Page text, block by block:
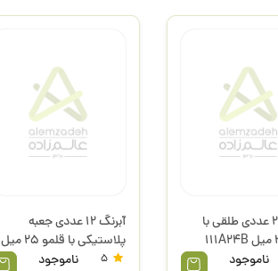
آبرنگ 24 عددی طلقی با
قلمو 25 میل 111A24B
ناموجود
آبرنگ 12 عددی جعبه
پلاستیکی با قلمو 25 میل
118A12P پریمو
5 ناموجود